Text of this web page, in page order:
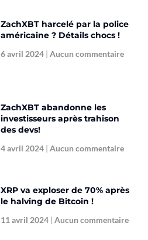
ZachXBT harcelé par la police
américaine ? Détails chocs !
6 avril 2024 Aucun commentaire
ZachXBT abandonne les
investisseurs après trahison
des devs!
4 avril 2024 Aucun commentaire
XRP va exploser de 70% après
le halving de Bitcoin !
11 avril 2024 Aucun commentaire